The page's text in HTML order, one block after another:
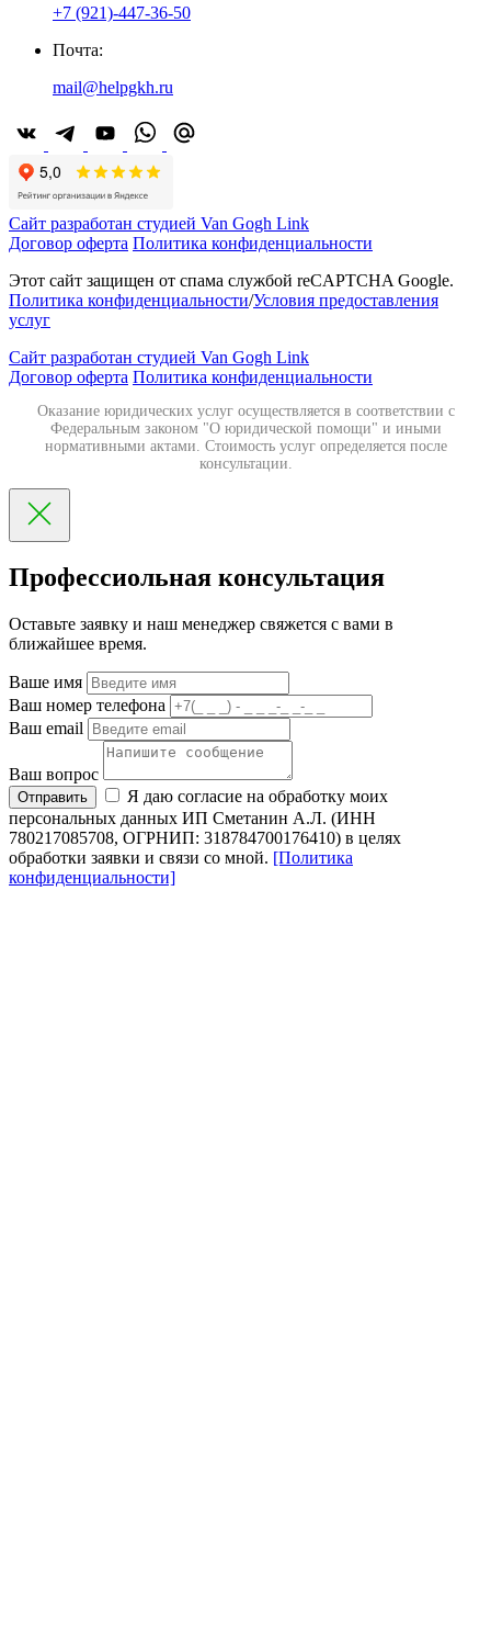
+7 (921)-447-36-50
Почта:
mail@helpgkh.ru
Сайт разработан студией Van Gogh Link
Договор оферта Политика конфиденциальности
Этот сайт защищен от спама службой reCAPTCHA Google.
Политика конфиденциальности/Условия предоставления
услуг
Сайт разработан студией Van Gogh Link
Договор оферта Политика конфиденциальности
Оказание юридических услуг осуществляется в соответствии с
Федеральным законом "О юридической помощи" и иными
нормативными актами. Стоимость услуг определяется после
консультации.
Профессиольная консультация
Оставьте заявку и наш менеджер свяжется с вами в
ближайшее время.
Ваше имя
Ваш номер телефона
Ваш email
Ваш вопрос
Отправить
Я даю согласие на обработку моих
персональных данных ИП Сметанин А.Л. (ИНН
780217085708, ОГРНИП: 318784700176410) в целях
обработки заявки и связи со мной. [Политика
конфиденциальности]